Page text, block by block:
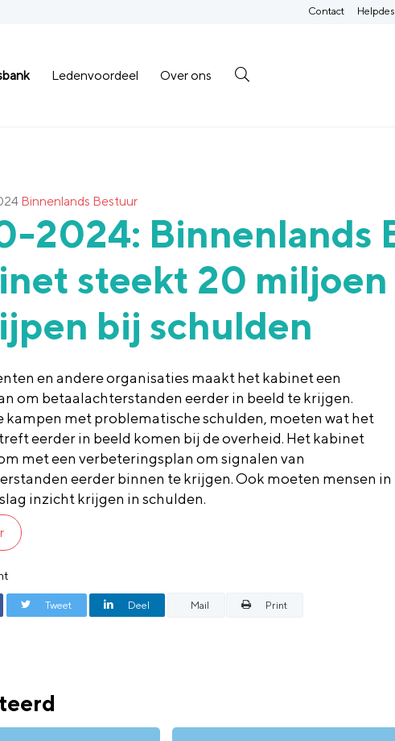
Ledenvoordeel Over ons
Contact
Binnenlands Bestuur
2024: Binnenlands
steekt 20
bij schulden
en andere organisaties maakt het kabinet een
om betaalachterstanden eerder in beeld te krijgen.
kampen met problematische schulden, moeten wat het
eerder in beeld komen bij de overheid. Het kabinet
met een verbeteringsplan om signalen van
eerder binnen te krijgen. Ook moeten mensen in
inzicht krijgen in schulden.
Tweet Deel Mail Print